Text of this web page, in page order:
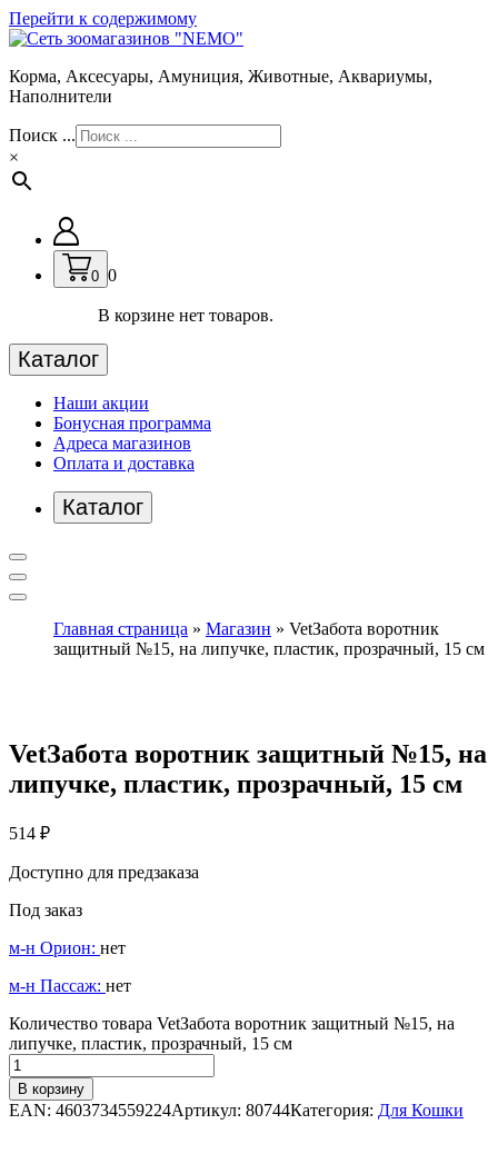
Перейти к содержимому
Корма, Аксесуары, Амуниция, Животные, Аквариумы,
Наполнители
Поиск ...
×
0 0
В корзине нет товаров.
Каталог
Наши акции
Бонусная программа
Адреса магазинов
Оплата и доставка
Каталог
Главная страница » Магазин » VetЗабота воротник
защитный №15, на липучке, пластик, прозрачный, 15 см
VetЗабота воротник защитный №15, на
липучке, пластик, прозрачный, 15 см
514 ₽
Доступно для предзаказа
Под заказ
м-н Орион: нет
м-н Пассаж: нет
Количество товара VetЗабота воротник защитный №15, на
липучке, пластик, прозрачный, 15 см
В корзину
EAN: 4603734559224Артикул: 80744Категория: Для Кошки